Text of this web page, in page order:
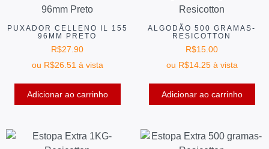
PUXADOR CELLENO IL 155
96MM PRETO
R$27.90
ou R$26.51 à vista
Adicionar ao carrinho
ALGODÃO 500 GRAMAS-
RESICOTTON
R$15.00
ou R$14.25 à vista
Adicionar ao carrinho